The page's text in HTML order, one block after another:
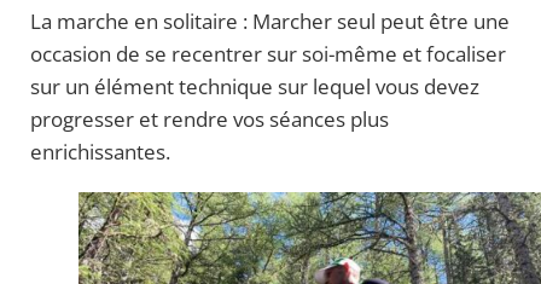
La marche en solitaire : Marcher seul peut être une
occasion de se recentrer sur soi-même et focaliser
sur un élément technique sur lequel vous devez
progresser et rendre vos séances plus
enrichissantes.